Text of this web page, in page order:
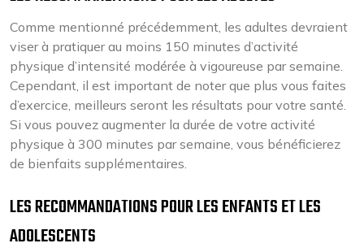
Comme mentionné précédemment, les adultes devraient
viser à pratiquer au moins 150 minutes d’activité
physique d’intensité modérée à vigoureuse par semaine.
Cependant, il est important de noter que plus vous faites
d’exercice, meilleurs seront les résultats pour votre santé.
Si vous pouvez augmenter la durée de votre activité
physique à 300 minutes par semaine, vous bénéficierez
de bienfaits supplémentaires.
LES RECOMMANDATIONS POUR LES ENFANTS ET LES
ADOLESCENTS